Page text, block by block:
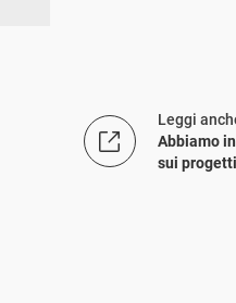
Leggi
Abbiamo
sui